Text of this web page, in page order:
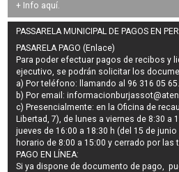
+ Info aquí.
PASSARELA MUNICIPAL DE PAGOS EN
PASARELA PAGO (Enlace)
Para poder efectuar pagos derecibos y
ejecutivo, se podrán solicitar los
a) Por teléfono: llamando al 96 316 05 65.
b) Por email:
c) Presencialmente: en la Oficina de
Libertad, 7), de lunes a viernes de 8:30 a
jueves de 16:00 a 18:30 h (del 15 de
horario de 8:00 a 15:00 y cerrado por las
PAGO EN LÍNEA:
Si ya dispone de documento de pago,